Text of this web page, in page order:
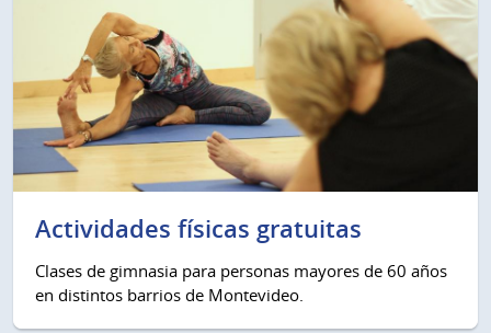
Actividades físicas gratuitas
Clases de gimnasia para personas mayores de 60 años
en distintos barrios de Montevideo.